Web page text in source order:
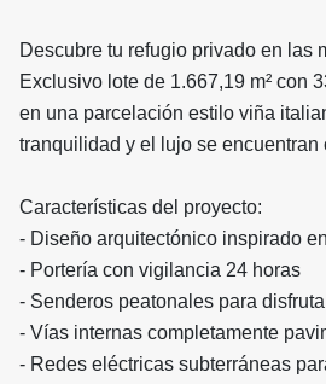
Descubre tu refugio privado en las
Exclusivo lote de 1.667,19 m² con
en una parcelación estilo viña
tranquilidad y el lujo se encuentran
Características del proyecto:
- Diseño arquitectónico inspirado
- Portería con vigilancia 24 horas
- Senderos peatonales para
- Vías internas completamente
- Redes eléctricas subterráneas